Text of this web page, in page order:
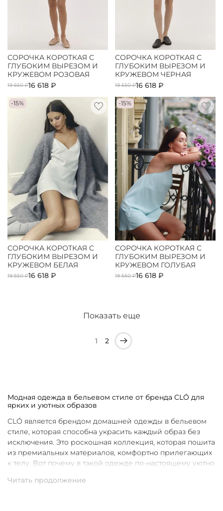
СОРОЧКА КОРОТКАЯ С
ГЛУБОКИМ ВЫРЕЗОМ И
КРУЖЕВОМ РОЗОВАЯ
19 550 ₽16 618 ₽
СОРОЧКА КОРОТКАЯ С
ГЛУБОКИМ ВЫРЕЗОМ И
КРУЖЕВОМ ЧЕРНАЯ
19 550 ₽16 618 ₽
-15%
СОРОЧКА КОРОТКАЯ С
ГЛУБОКИМ ВЫРЕЗОМ И
КРУЖЕВОМ БЕЛАЯ
19 550 ₽16 618 ₽
-15%
СОРОЧКА КОРОТКАЯ С
ГЛУБОКИМ ВЫРЕЗОМ И
КРУЖЕВОМ ГОЛУБАЯ
19 550 ₽16 618 ₽
Показать еще
1 2
Модная одежда в бельевом стиле от бренда CLÓ для
ярких и уютных образов
CLÓ является брендом домашней одежды в бельевом
стиле, которая способна украсить каждый образ без
исключения. Это роскошная коллекция, которая пошита
из премиальных материалов, комфортно прилегающих
к телу. Вот почему в такой одежде по-настоящему уютно
продуманные фасоны позволяют каждой женщине